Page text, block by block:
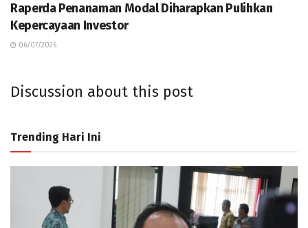
Raperda Penanaman Modal Diharapkan Pulihkan
Kepercayaan Investor
06/07/2026
Discussion about this post
Trending Hari Ini